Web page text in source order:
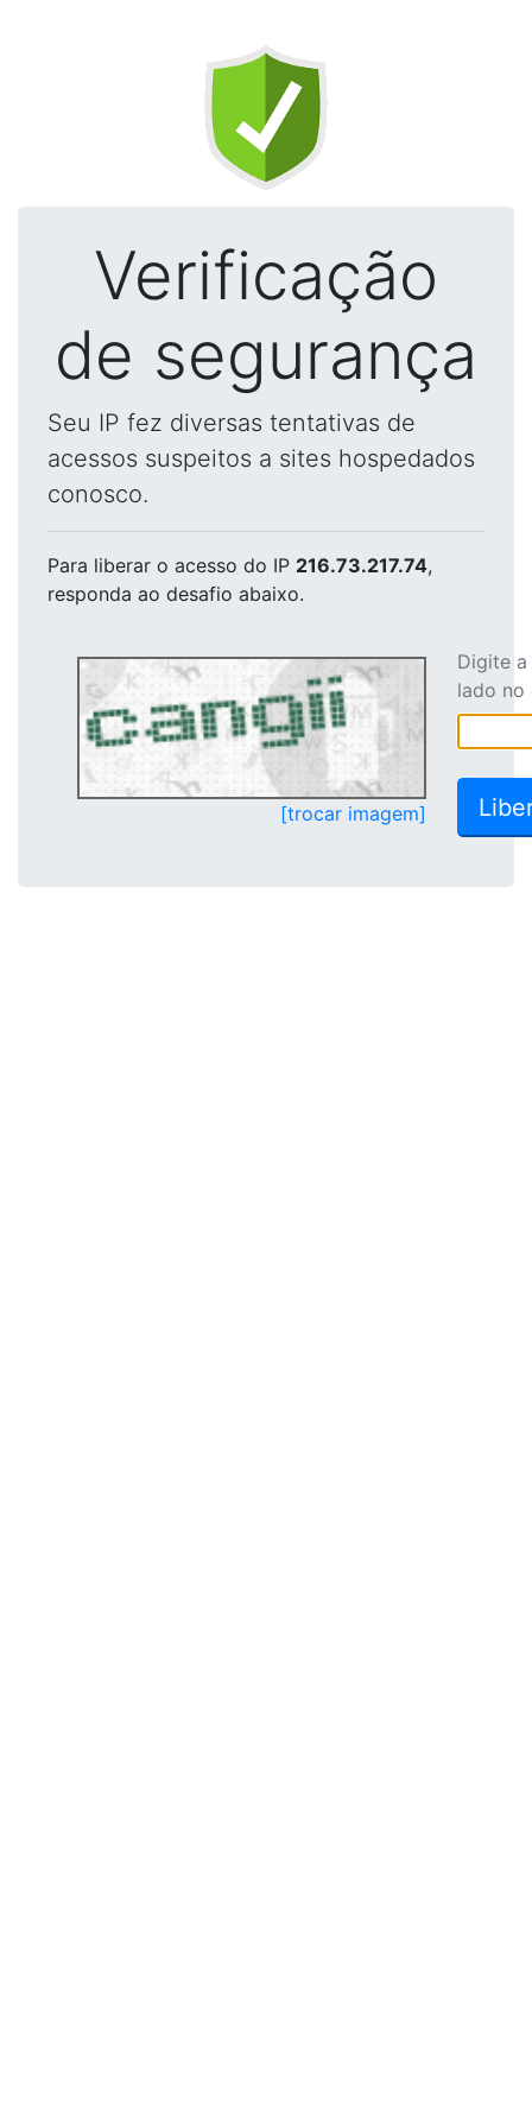
Verificação
de segurança
Seu IP fez diversas tentativas de
acessos suspeitos a sites hospedados
conosco.
Para liberar o acesso do IP 216.73.217.74,
responda ao desafio abaixo.
[trocar imagem]
Digite
lado no